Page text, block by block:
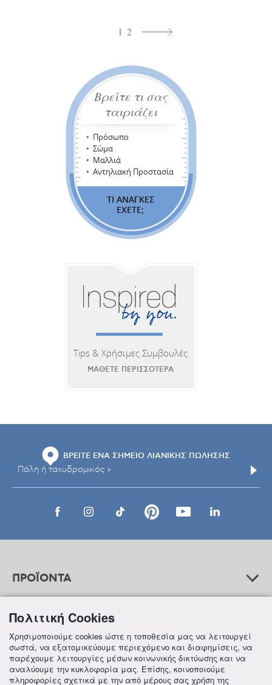
1 2
Βρείτε τι σας
ταιριάζει
Πρόσωπο
Σώμα
Μαλλιά
Αντηλιακή Προστασία
ΤΙ ΑΝΑΓΚΕΣ
ΕΧΕΤΕ;
Tips & Χρήσιμες Συμβουλές
ΜΑΘΕΤΕ ΠΕΡΙΣΣΟΤΕΡΑ
ΒΡΕΙΤΕ ΕΝΑ ΣΗΜΕΙΟ ΛΙΑΝΙΚΗΣ ΠΩΛΗΣΗΣ
ΠΡΟΪΟΝΤΑ
ΒΟΗΘΕΙΑ
ΠΛΗΡΟΦΟΡΙΕΣ
Πολιτική Cookies
Χρησιμοποιούμε cookies ώστε η τοποθεσία μας να λειτουργεί
σωστά, να εξατομικεύουμε περιεχόμενο και διαφημίσεις, να
παρέχουμε λειτουργίες μέσων κοινωνικής δικτύωσης και να
αναλύουμε την κυκλοφορία μας. Επίσης, κοινοποιούμε
πληροφορίες σχετικά με την από μέρους σας χρήση της